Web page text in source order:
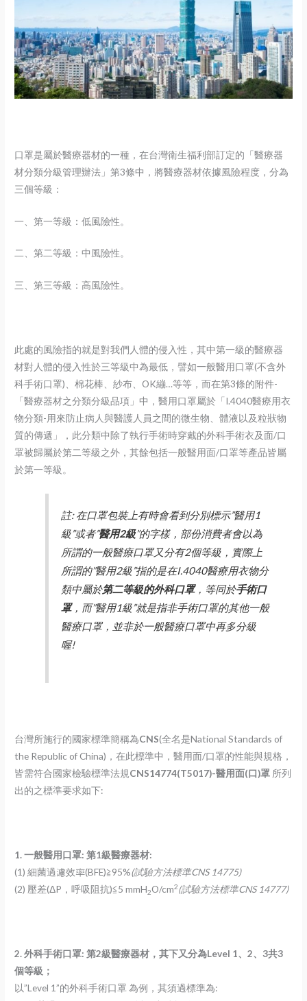
口罩是屬於醫療器材的一種，在台灣衛生福利部訂定的「醫療器
材分類分級管理辦法」第3條中，將醫療器材依據風險程度，分為
三個等級：
一、第一等級：低風險性。
二、第二等級：中風險性。
三、第三等級：高風險性。
此處的風險指的就是對我們人體的侵入性，其中第一級的醫療器
材對人體的侵入性於三等級中為最低，譬如一般醫用口罩(不含外
科手術口罩)、棉花棒、紗布、OK繃…等等，而在第3條的附件-
「醫療器材之分類分級品項」中，醫用口罩屬於「I.4040醫療用衣
物分類-用來防止病人與醫護人員之間的微生物、體液以及粒狀物
質的傳遞」，此分類中除了執行手術時穿戴的外科手術衣及面/口
罩被歸屬於第二等級之外，其餘包括一般醫用面/口罩等產品皆屬
於第一等級。
註: 在口罩包裝上有時會看到分別標示”醫用1
級”或者”醫用2級”的字樣，部份消費者會以為
所謂的一般醫療口罩又分有2個等級，實際上
所謂的”醫用2級”指的是在I.4040醫療用衣物分
類中屬於第二等級的外科口罩，等同於手術口
罩，而”醫用1級”就是指非手術口罩的其他一般
醫療口罩，並非於一般醫療口罩中再多分級
喔!
台灣所施行的國家標準簡稱為CNS(全名是National Standards of
the Republic of China)，在此標準中，醫用面/口罩的性能與規格，
皆需符合國家檢驗標準法規CNS14774(T5017)-醫用面(口)罩 所列
出的之標準要求如下:
1. 一般醫用口罩: 第1級醫療器材:
(1) 細菌過濾效率(BFE)≧95%(試驗方法標準CNS 14775)
(2) 壓差(ΔP，呼吸阻抗)≦5 mmH2O/cm2(試驗方法標準CNS 14777)
2. 外科手術口罩: 第2級醫療器材，其下又分為Level 1、2、3共3
個等級；
以”Level 1”的外科手術口罩 為例，其須過標準為: